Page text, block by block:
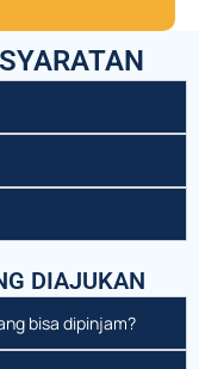
DIAJUKAN
bisa dipinjam?